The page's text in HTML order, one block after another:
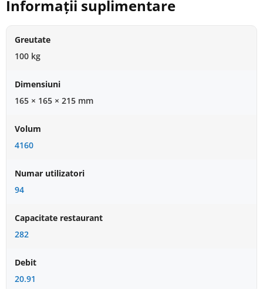
Informații suplimentare
Greutate
100 kg
Dimensiuni
165 × 165 × 215 mm
Volum
4160
Numar utilizatori
94
Capacitate restaurant
282
Debit
20.91